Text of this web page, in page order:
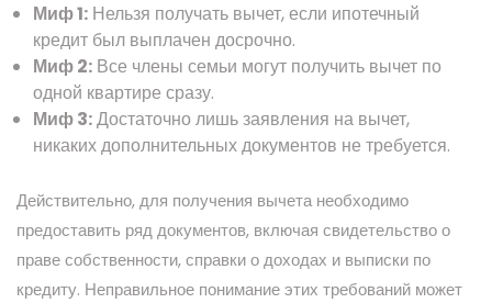
Миф 1: Нельзя получать вычет, если ипотечный
кредит был выплачен досрочно.
Миф 2: Все члены семьи могут получить вычет по
одной квартире сразу.
Миф 3:Достаточно лишь заявления на вычет,
никаких дополнительных документов не требуется.
Действительно, для получения вычета необходимо
предоставить ряд документов, включая свидетельство о
праве собственности, справки о доходах и выписки по
кредиту. Неправильное понимание этих требований может